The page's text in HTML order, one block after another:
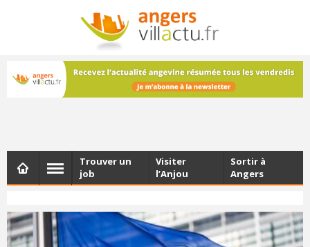
NEWSLETTER
Les dernières actualités d'Angers, chaque vendredi dans
votre boîte e-mail
Trouver un
job
Visiter
l’Anjou
Sortir à
Angers